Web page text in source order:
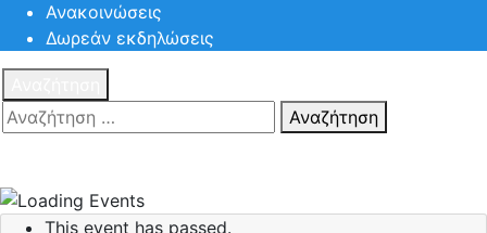
Ανακοινώσεις
Δωρεάν εκδηλώσεις
Αναζήτηση
This event has passed.